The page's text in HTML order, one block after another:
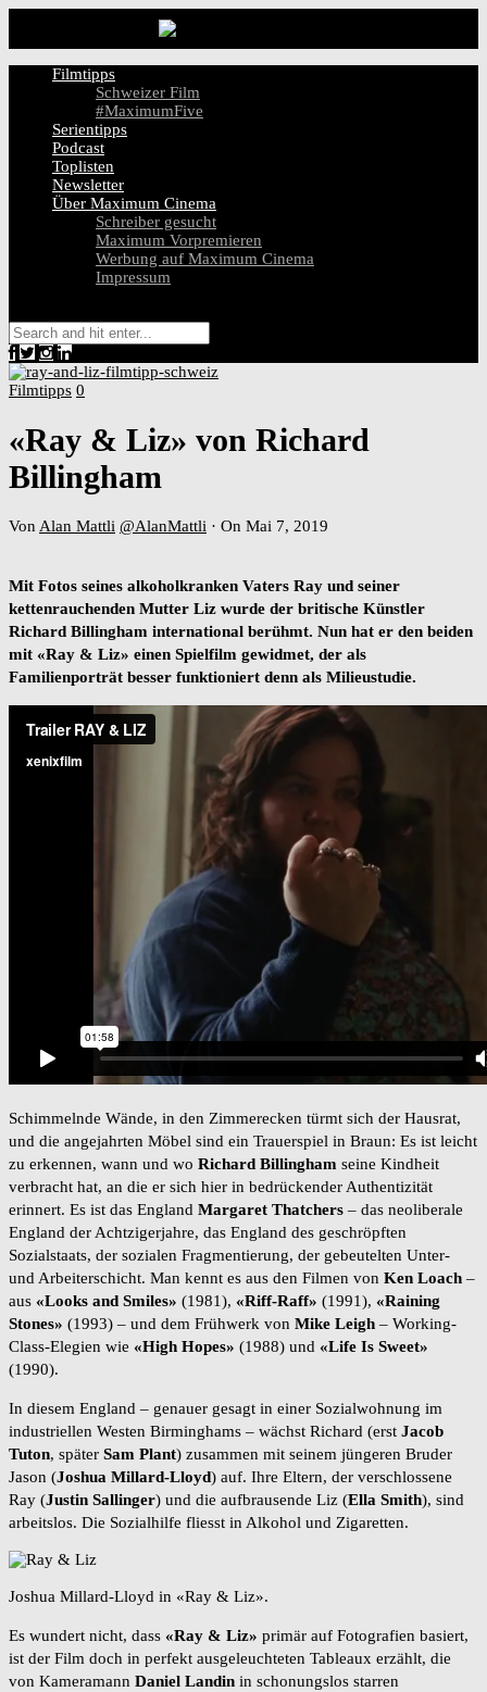
Filmtipps
Schweizer Film
#MaximumFive
Serientipps
Podcast
Toplisten
Newsletter
Über Maximum Cinema
Schreiber gesucht
Maximum Vorpremieren
Werbung auf Maximum Cinema
Impressum
Filmtipps 0
«Ray & Liz» von Richard
Billingham
Von Alan Mattli @AlanMattli · On Mai 7, 2019
Mit Fotos seines alkoholkranken Vaters Ray und seiner
kettenrauchenden Mutter Liz wurde der britische Künstler
Richard Billingham international berühmt. Nun hat er den beiden
mit «Ray & Liz» einen Spielfilm gewidmet, der als
Familienporträt besser funktioniert denn als Milieustudie.
Schimmelnde Wände, in den Zimmerecken türmt sich der Hausrat,
und die angejahrten Möbel sind ein Trauerspiel in Braun: Es ist leicht
zu erkennen, wann und wo Richard Billingham seine Kindheit
verbracht hat, an die er sich hier in bedrückender Authentizität
erinnert. Es ist das England Margaret Thatchers – das neoliberale
England der Achtzigerjahre, das England des geschröpften
Sozialstaats, der sozialen Fragmentierung, der gebeutelten Unter-
und Arbeiterschicht. Man kennt es aus den Filmen von Ken Loach –
aus «Looks and Smiles» (1981), «Riff-Raff» (1991), «Raining
Stones» (1993) – und dem Frühwerk von Mike Leigh – Working-
Class-Elegien wie «High Hopes» (1988) und «Life Is Sweet»
(1990).
In diesem England – genauer gesagt in einer Sozialwohnung im
industriellen Westen Birminghams – wächst Richard (erst Jacob
Tuton, später Sam Plant) zusammen mit seinem jüngeren Bruder
Jason (Joshua Millard-Lloyd) auf. Ihre Eltern, der verschlossene
Ray (Justin Sallinger) und die aufbrausende Liz (Ella Smith), sind
arbeitslos. Die Sozialhilfe fliesst in Alkohol und Zigaretten.
Joshua Millard-Lloyd in «Ray & Liz».
Es wundert nicht, dass «Ray & Liz» primär auf Fotografien basiert,
ist der Film doch in perfekt ausgeleuchteten Tableaux erzählt, die
von Kameramann Daniel Landin in schonungslos starren